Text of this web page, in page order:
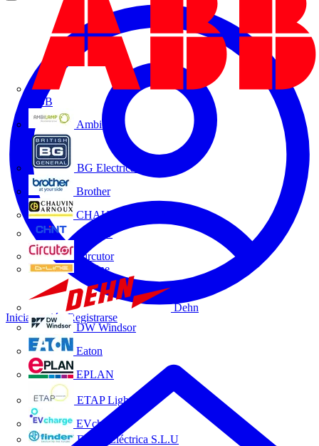
ABB
Ambilamp
BG Electrical
Brother
CHAUVIN ARNOUX
CHINT
Circutor
D-Line
Dehn
DW Windsor
Eaton
EPLAN
ETAP Lighting
EVcharge
Finder Eléctrica S.L.U
Iniciar sesión Registrarse